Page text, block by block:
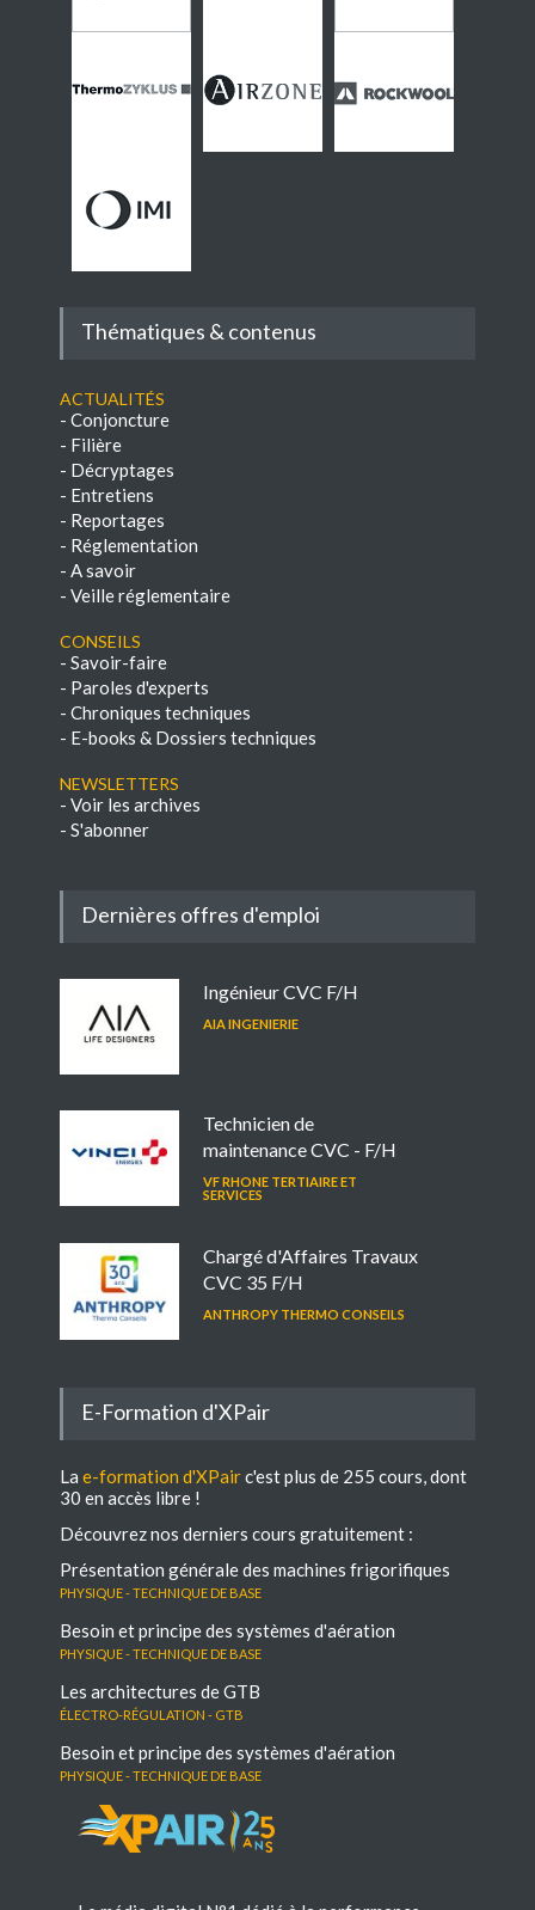
Thématiques & contenus
Actualités
- Conjoncture
- Filière
- Décryptages
- Entretiens
- Reportages
- Réglementation
- A savoir
- Veille réglementaire
Conseils
- Savoir-faire
- Paroles d'experts
- Chroniques techniques
- E-books & Dossiers techniques
NEWSLETTERS
- Voir les archives
- S'abonner
Dernières offres d'emploi
Ingénieur CVC F/H
AIA INGENIERIE
Technicien de
maintenance CVC - F/H
VF RHONE TERTIAIRE ET
SERVICES
Chargé d'Affaires Travaux
CVC 35 F/H
ANTHROPY THERMO CONSEILS
E-Formation d'XPair
La e-formation d'XPairc'est plus de 255 cours, dont
30 en accès libre !
Découvrez nos derniers cours gratuitement :
Présentation générale des machines frigorifiques
Physique - Technique de base
Besoin et principe des systèmes d'aération
Physique - Technique de base
Les architectures de GTB
électro-régulation - GTB
Besoin et principe des systèmes d'aération
Physique - Technique de base